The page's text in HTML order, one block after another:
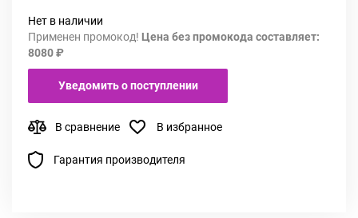
Нет в наличии
Применен промокод! Цена без промокода составляет:
8080 ₽
Уведомить о поступлении
В сравнение В избранное
Гарантия производителя